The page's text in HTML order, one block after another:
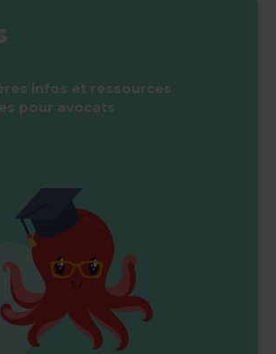
infos et ressources
pour avocats